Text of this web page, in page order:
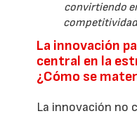
convirtiendo
La innovación
central en la
¿Cómo se
La innovación no